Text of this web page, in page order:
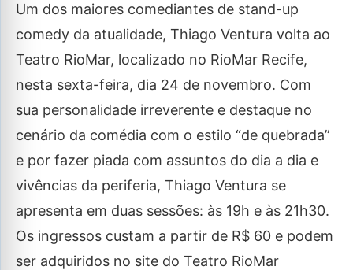
Um dos maiores comediantes de stand-up
comedy da atualidade, Thiago Ventura volta ao
Teatro RioMar, localizado no RioMar Recife,
nesta sexta-feira, dia 24 de novembro. Com
sua personalidade irreverente e destaque no
cenário da comédia com o estilo “de quebrada”
e por fazer piada com assuntos do dia a dia e
vivências da periferia, Thiago Ventura se
apresenta em duas sessões: às 19h e às 21h30.
Os ingressos custam a partir de R$ 60 e podem
ser adquiridos no site do Teatro RioMar